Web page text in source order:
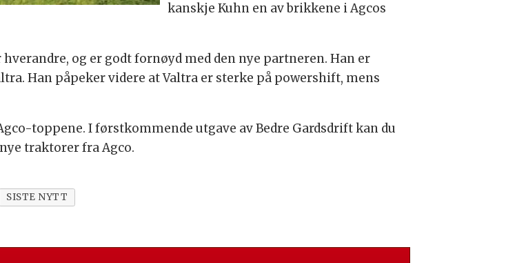
kanskje Kuhn en av brikkene i Agcos
og er godt fornøyd med den nye partneren. Han er
Han påpeker videre at Valtra er sterke på powershift, mens
toppene. I førstkommende utgave av Bedre Gardsdrift kan du
traktorer fra Agco.
SISTE NYTT